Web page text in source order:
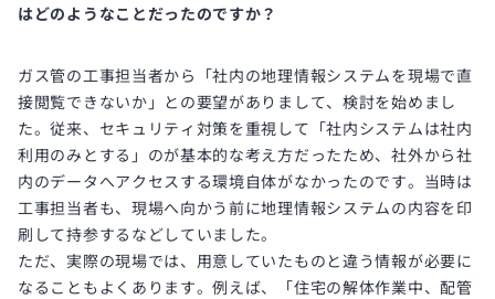
はどのようなことだったのですか？
ガス管の工事担当者から「社内の地理情報システムを現場で直
接閲覧できないか」との要望がありまして、検討を始めまし
た。従来、セキュリティ対策を重視して「社内システムは社内
利用のみとする」のが基本的な考え方だったため、社外から社
内のデータへアクセスする環境自体がなかったのです。当時は
工事担当者も、現場へ向かう前に地理情報システムの内容を印
刷して持参するなどしていました。
ただ、実際の現場では、用意していたものと違う情報が必要に
なることもよくあります。例えば、「住宅の解体作業中、配管